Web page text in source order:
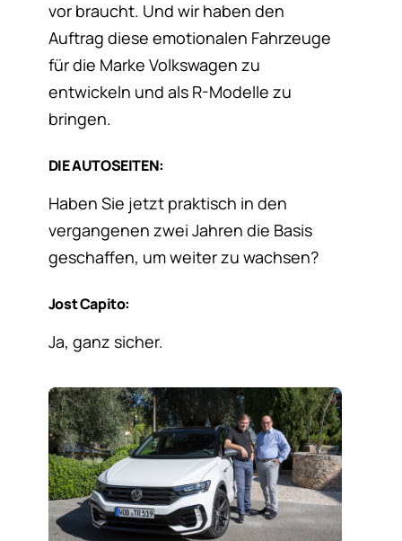
vor braucht. Und wir haben den
Auftrag diese emotionalen Fahrzeuge
für die Marke Volkswagen zu
entwickeln und als R-Modelle zu
bringen.
DIE AUTOSEITEN:
Haben Sie jetzt praktisch in den
vergangenen zwei Jahren die Basis
geschaffen, um weiter zu wachsen?
Jost Capito:
Ja, ganz sicher.